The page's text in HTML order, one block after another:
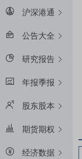
沪深港通
公告大全
研究报告
年报季报
股东股本
期货期权
经济数据